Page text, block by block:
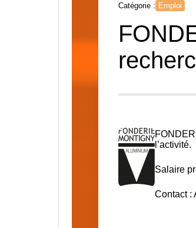
Catégorie : Emploi
l’activité.
Salaire
Contact :